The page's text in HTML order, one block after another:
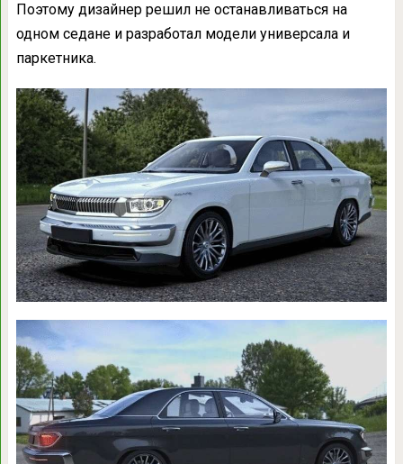
Поэтому дизайнер решил не останавливаться на
одном седане и разработал модели универсала и
паркетника.